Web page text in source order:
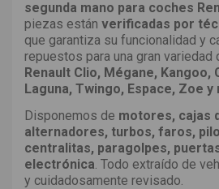
segunda mano para coches
piezas están verificadas por
que garantiza su funcionalidad y
repuestos para una gran
Renault Clio, Mégane, Kangoo,
Laguna, Twingo, Espace, Zoe y
Disponemos de motores, cajas
alternadores, turbos, faros,
centralitas, paragolpes,
electrónica . Todo extraído de
y cuidadosamente revisado.